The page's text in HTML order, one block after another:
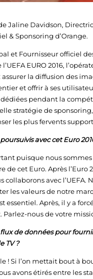
Jaline Davidson,
& Sponsoring d’Orange.
et Fournisseur officiel
EURO 2016,
la diffusion des
et offrir à ses
pendant la
stratégie de
les plus fervents
avec cet Euro
puisque nous sommes
cet Euro. Après l’Euro
collaborons avec l’UEFA.
les valeurs de notre
essentiel. Après, il y a
nous de votre
de données pour
TV ?
! Si l’on mettait bout à
avons étirés entre les